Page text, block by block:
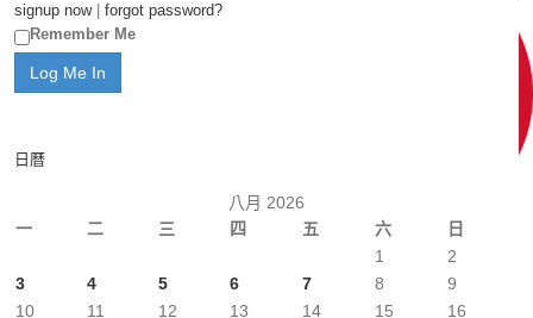
signup now| forgot password?
Remember Me
日曆
八月 2026
一
二 三 四 五 六 日
1
2
3
4 5 6 7 8
9
10
11 12 13 14 15
16